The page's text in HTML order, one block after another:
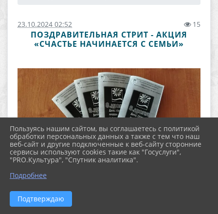
23.10.2024 02:52 15
ПОЗДРАВИТЕЛЬНАЯ СТРИТ - АКЦИЯ
«СЧАСТЬЕ НАЧИНАЕТСЯ С СЕМЬИ»
Пользуясь нашим сайтом, вы соглашаетесь с политикой
обработки персональных данных а также с тем что наш
веб-сайт и другие подключенные к веб-сайту сторонние
сервисы используют cookies такие как "Госуслуги",
"PRO.Культура", "Спутник аналитика".
Подробнее
Подтверждаю